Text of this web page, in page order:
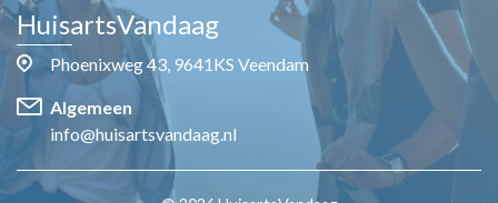
HuisartsVandaag
Phoenixweg 43, 9641KS Veendam
Algemeen
info@huisartsvandaag.nl